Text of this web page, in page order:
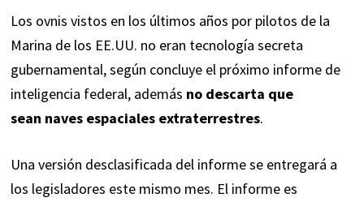
Los ovnis vistos en los últimos años por pilotos de la
Marina de los EE.UU. no eran tecnología secreta
gubernamental, según concluye el próximo informe de
inteligencia federal, además no descarta que
sean naves espaciales extraterrestres.
Una versión desclasificada del informe se entregará a
los legisladores este mismo mes. El informe es